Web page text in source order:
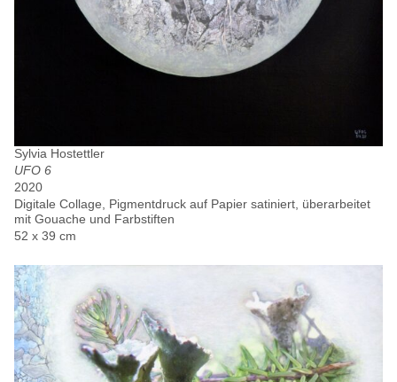
Sylvia Hostettler
UFO 6
2020
Digitale Collage, Pigmentdruck auf Papier satiniert, überarbeitet
mit Gouache und Farbstiften
52 x 39 cm